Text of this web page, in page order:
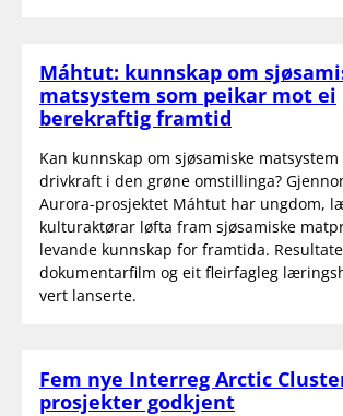
Máhtut: kunnskap om
matsystem som peikar mot ei
berekraftig framtid
Kan kunnskap om sjøsamiske matsystem
drivkraft i den grøne omstillinga?
Aurora-prosjektet Máhtut har ungdom,
kulturaktørar løfta fram sjøsamiske
levande kunnskap for framtida.
dokumentarfilm og eit fleirfagleg
vert lanserte.
Fem nye Interreg Arctic
prosjekter godkjent